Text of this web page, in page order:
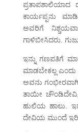
ಪ್ರತಾಪಶಾಲಿಯಾದ
ಕಾರ್ಯಪ್ಪನು
ಅವರಿಗೆ
ಗಾಳಿಬೀಸಿದರು.
ಇನ್ನು ಗಣಪತಿಗೆ
ಮಾಡಬೇಕಲ್ಲ
ಅವನು
ತಾಯೀ ಚೌಂಡಿದೇವಿ,
ಹುಲಿಯ ಹಾಲು.
ದೇವಿಯ ಮುಂದೆ